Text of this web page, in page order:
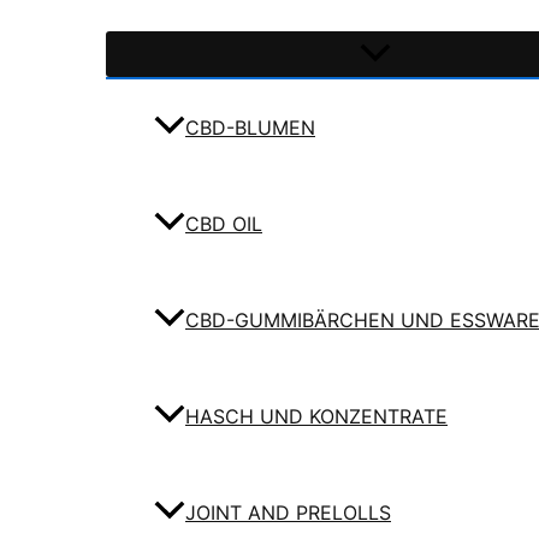
CBD-BLUMEN
CBD OIL
CBD-GUMMIBÄRCHEN UND
HASCH UND KONZENTRATE
JOINT AND PRELOLLS